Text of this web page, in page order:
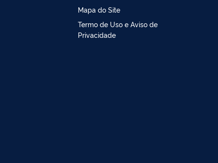
Mapa do Site
Termo de Uso e Aviso de
Privacidade